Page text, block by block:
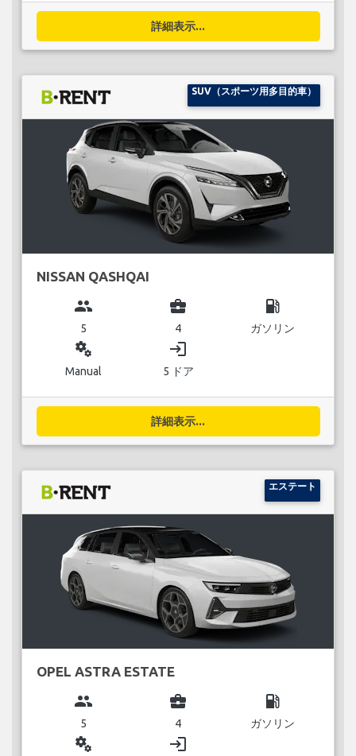
詳細表示...
SUV（スポーツ用多目的車）
NISSAN QASHQAI
group
5
business_center
4
local_gas_station
ガソリン
miscellaneous_services
Manual
login
5 ドア
詳細表示...
エステート
OPEL ASTRA ESTATE
group
5
business_center
4
local_gas_station
ガソリン
miscellaneous_services login